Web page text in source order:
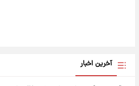
آخرین اخبار